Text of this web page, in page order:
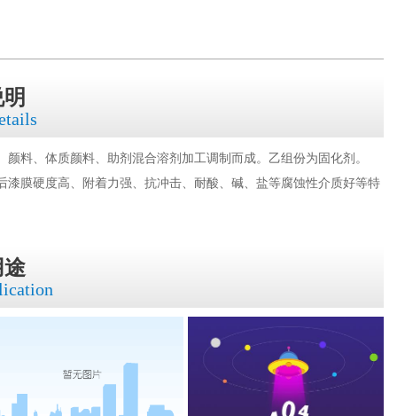
料、体质颜料、助剂混合溶剂加工调制而成。乙组份为固化剂。
膜硬度高、附着力强、抗冲击、耐酸、碱、盐等腐蚀性介质好等特
途